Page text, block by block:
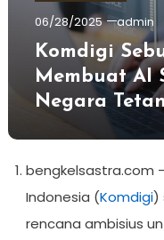
06/28/2025 admin
Komdigi
Membuat AI
Negara
bengkelsastra.com
Indonesia (Komdigi)
rencana ambisius